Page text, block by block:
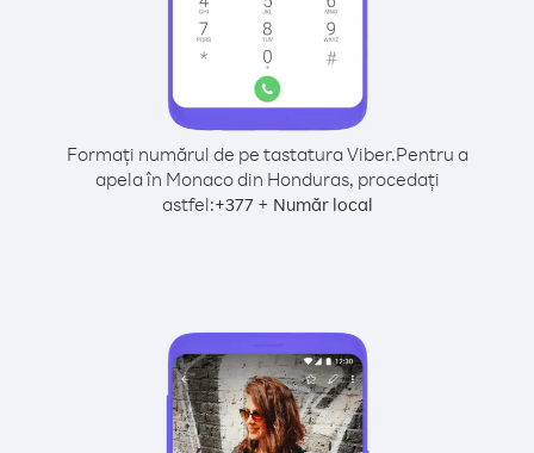
Formați numărul de pe tastatura Viber.Pentru a
apela în Monaco din Honduras, procedați
astfel:+377+ Număr local